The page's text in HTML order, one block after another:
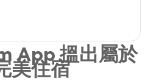
App 搵出屬於
美住宿